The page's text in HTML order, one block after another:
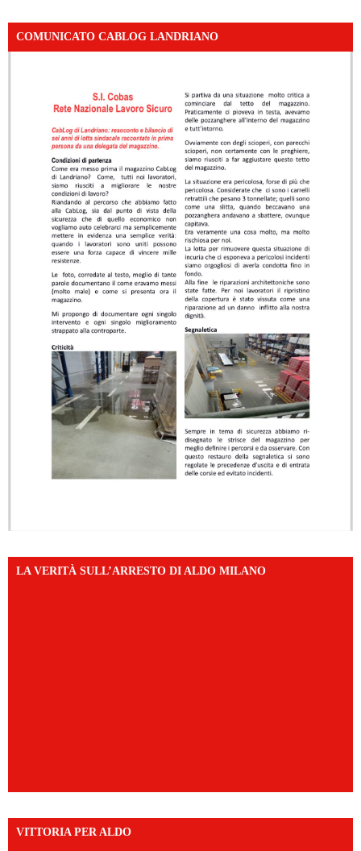
COMUNICATO CABLOG LANDRIANO
LA VERITÀ SULL’ARRESTO DI ALDO MILANO
VITTORIA PER ALDO